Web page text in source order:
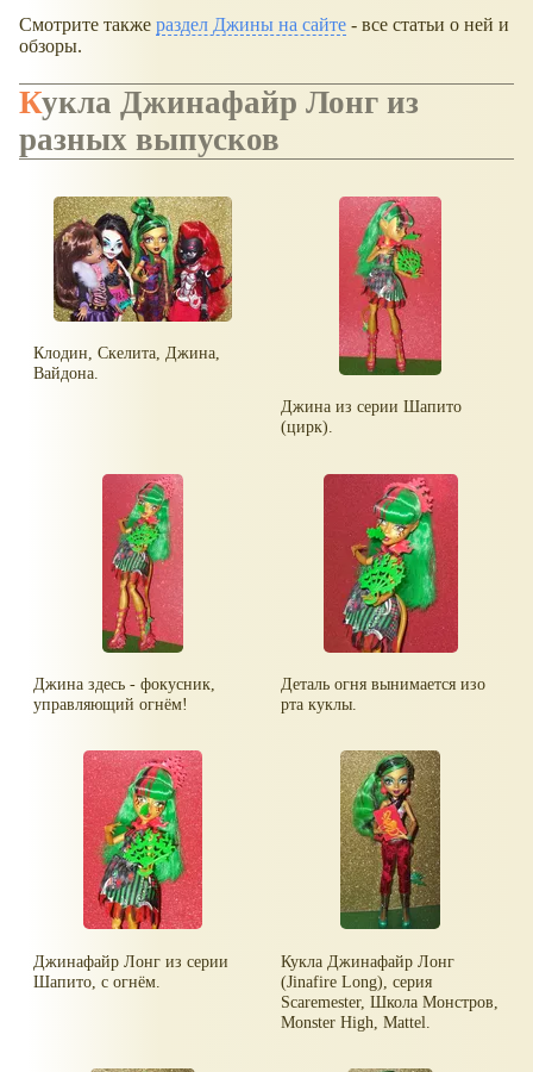
Смотрите также раздел Джины на сайте - все статьи о ней и
обзоры.
Кукла Джинафайр Лонг из
разных выпусков
Клодин, Скелита, Джина,
Вайдона.
Джина из серии Шапито
(цирк).
Джина здесь - фокусник,
управляющий огнём!
Деталь огня вынимается изо
рта куклы.
Джинафайр Лонг из серии
Шапито, с огнём.
Кукла Джинафайр Лонг
(Jinafire Long), серия
Scaremester, Школа Монстров,
Monster High, Mattel.